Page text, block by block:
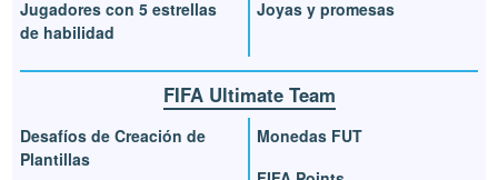
Jugadores con 5 estrellas
de habilidad
Joyas y promesas
FIFA Ultimate Team
Desafíos de Creación de
Plantillas
Monedas FUT